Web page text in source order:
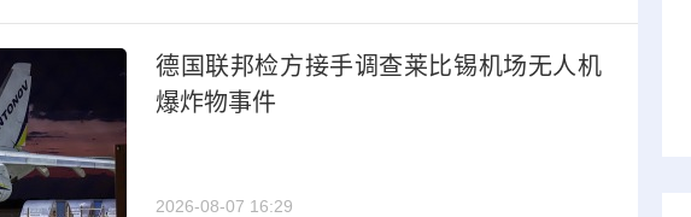
德国联邦检方接手调查莱比锡机场无人机
爆炸物事件
2026-08-07 16:29